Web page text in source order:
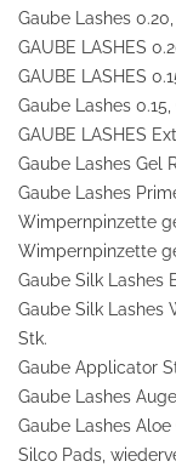
Gaube Lashes 0.20,
GAUBE LASHES
GAUBE LASHES
Gaube Lashes 0.15,
GAUBE LASHES
Gaube Lashes Gel
Gaube Lashes
Wimpernpinzette
Wimpernpinzette
Gaube Silk Lashes
Gaube Silk Lashes
Stk.
Gaube Applicator
Gaube Lashes
Gaube Lashes
Silco Pads,